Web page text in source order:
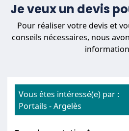
Je veux un devis
Pour réaliser votre devis et
conseils nécessaires, nous
Vous êtes intéressé(e) par :
Portails -Argelès